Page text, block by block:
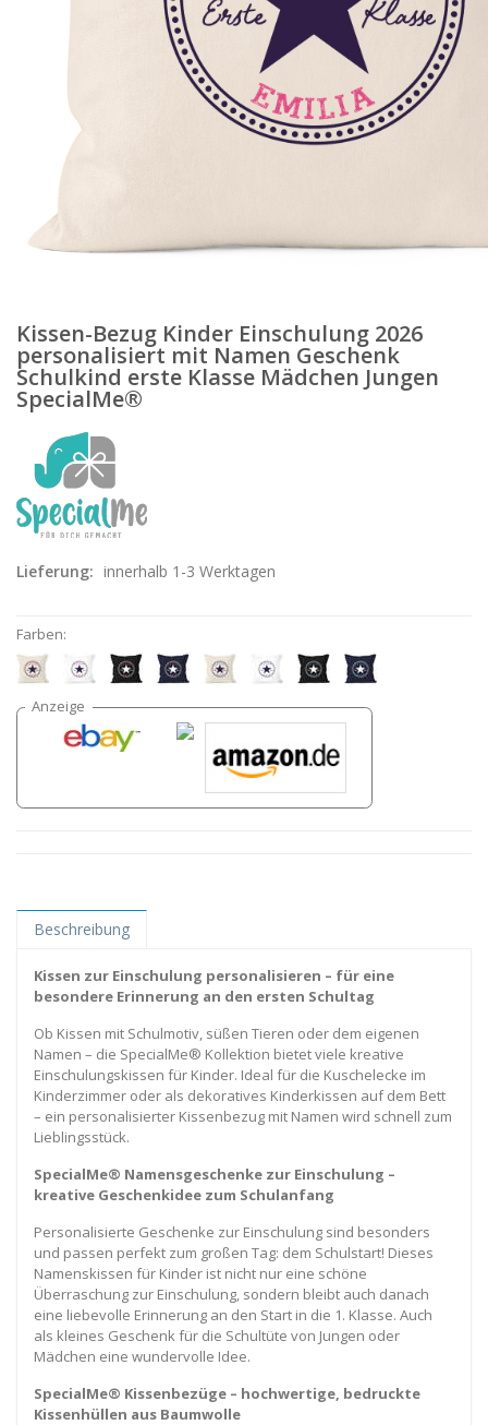
Kissen-Bezug Kinder Einschulung 2026
personalisiert mit Namen Geschenk
Schulkind erste Klasse Mädchen Jungen
SpecialMe®
Lieferung: innerhalb 1-3 Werktagen
Farben:
Beschreibung
Kissen zur Einschulung personalisieren – für eine
besondere Erinnerung an den ersten Schultag
Ob Kissen mit Schulmotiv, süßen Tieren oder dem eigenen
Namen – die SpecialMe® Kollektion bietet viele kreative
Einschulungskissen für Kinder. Ideal für die Kuschelecke im
Kinderzimmer oder als dekoratives Kinderkissen auf dem Bett
– ein personalisierter Kissenbezug mit Namen wird schnell zum
Lieblingsstück.
SpecialMe® Namensgeschenke zur Einschulung –
kreative Geschenkidee zum Schulanfang
Personalisierte Geschenke zur Einschulung sind besonders
und passen perfekt zum großen Tag: dem Schulstart! Dieses
Namenskissen für Kinder ist nicht nur eine schöne
Überraschung zur Einschulung, sondern bleibt auch danach
eine liebevolle Erinnerung an den Start in die 1. Klasse. Auch
als kleines Geschenk für die Schultüte von Jungen oder
Mädchen eine wundervolle Idee.
SpecialMe® Kissenbezüge – hochwertige, bedruckte
Kissenhüllen aus Baumwolle